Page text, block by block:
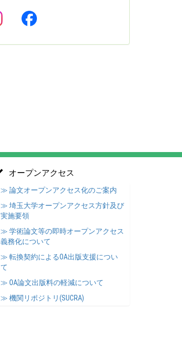
オープンアクセス
≫ 論文オープンアクセス化のご案内
≫ 埼玉大学オープンアクセス方針及び
実施要領
≫ 学術論文等の即時オープンアクセス
義務化について
≫ 転換契約によるOA出版支援につい
て
≫ OA論文出版料の軽減について
≫ 機関リポジトリ(SUCRA)